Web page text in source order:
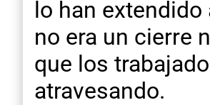
lo han
no era un cierre
que los
atravesando.